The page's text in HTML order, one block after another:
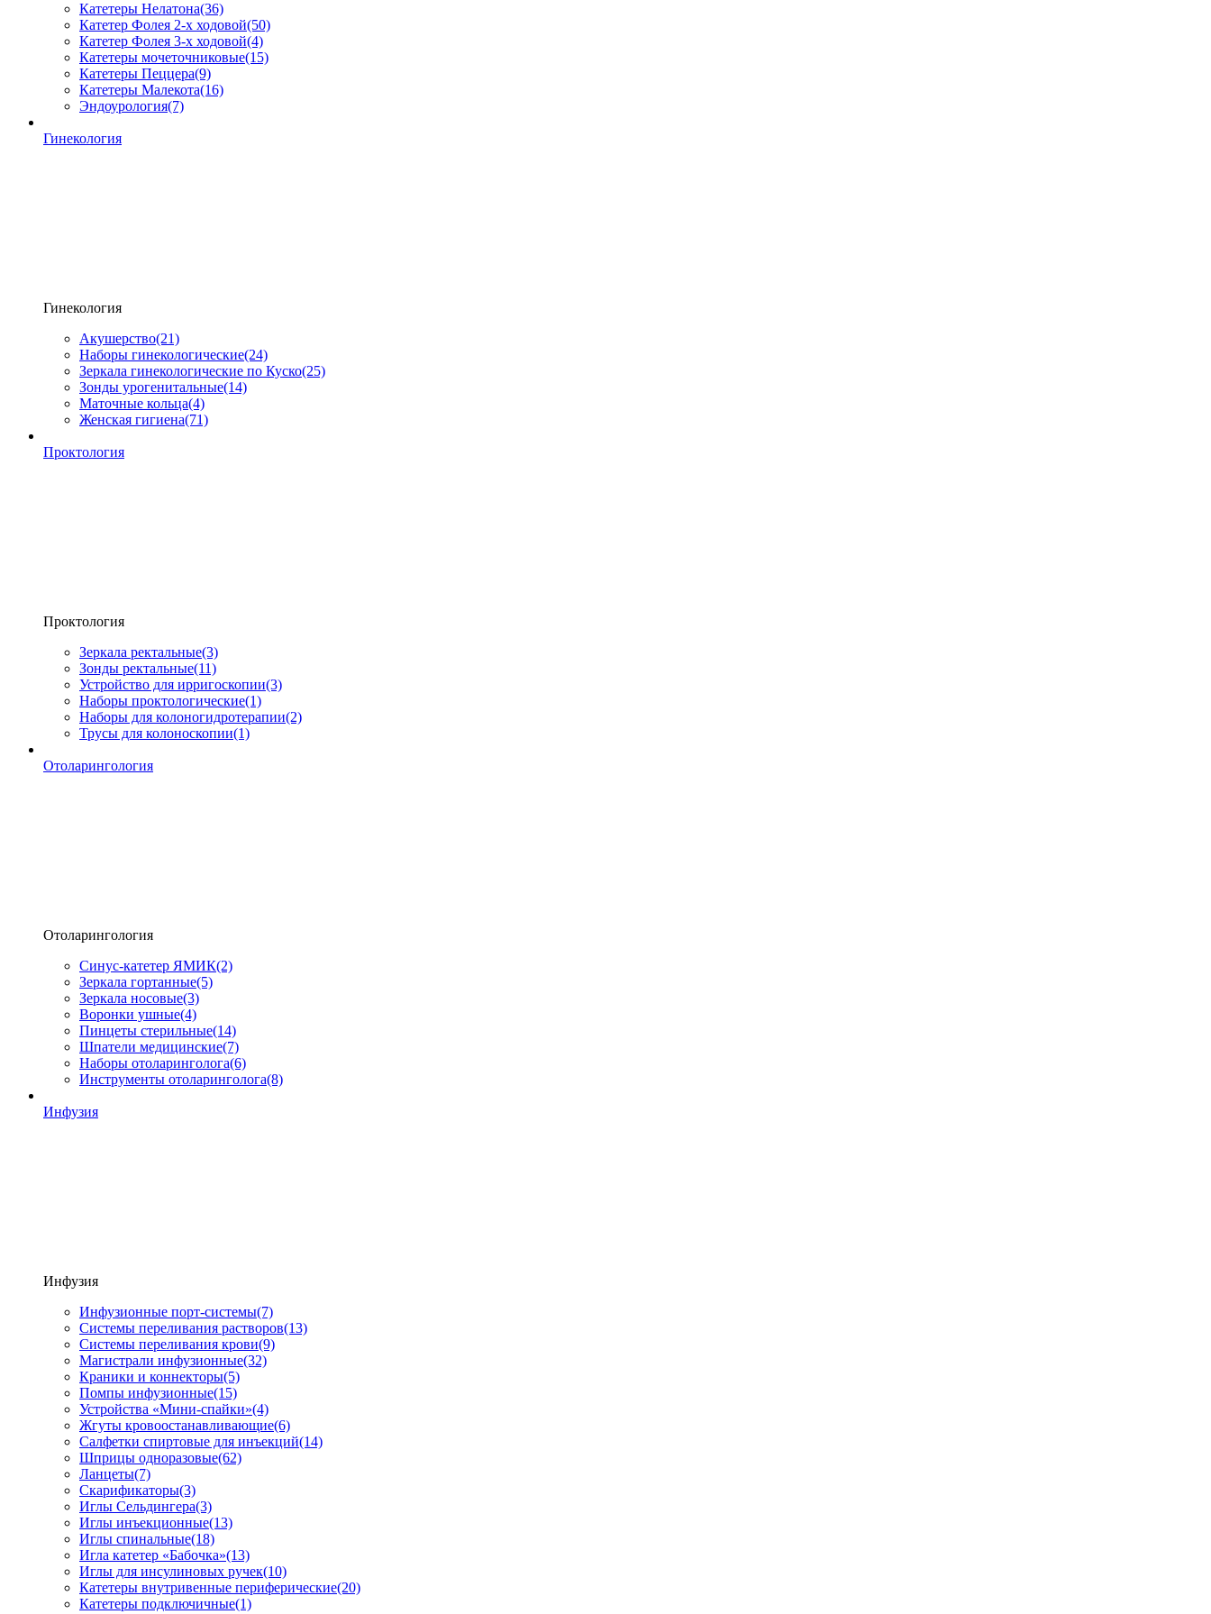
Катетеры Нелатона(36)
Катетер Фолея 2-х ходовой(50)
Катетер Фолея 3-х ходовой(4)
Катетеры мочеточниковые(15)
Катетеры Пеццера(9)
Катетеры Малекота(16)
Эндоурология(7)
Гинекология
Гинекология
Акушерство(21)
Наборы гинекологические(24)
Зеркала гинекологические по Куско(25)
Зонды урогенитальные(14)
Маточные кольца(4)
Женская гигиена(71)
Проктология
Проктология
Зеркала ректальные(3)
Зонды ректальные(11)
Устройство для ирригоскопии(3)
Наборы проктологические(1)
Наборы для колоногидротерапии(2)
Трусы для колоноскопии(1)
Отоларингология
Отоларингология
Синус-катетер ЯМИК(2)
Зеркала гортанные(5)
Зеркала носовые(3)
Воронки ушные(4)
Пинцеты стерильные(14)
Шпатели медицинские(7)
Наборы отоларинголога(6)
Инструменты отоларинголога(8)
Инфузия
Инфузия
Инфузионные порт-системы(7)
Системы переливания растворов(13)
Системы переливания крови(9)
Магистрали инфузионные(32)
Краники и коннекторы(5)
Помпы инфузионные(15)
Устройства «Мини-спайки»(4)
Жгуты кровоостанавливающие(6)
Салфетки спиртовые для инъекций(14)
Шприцы одноразовые(62)
Ланцеты(7)
Скарификаторы(3)
Иглы Сельдингера(3)
Иглы инъекционные(13)
Иглы спинальные(18)
Игла катетер «Бабочка»(13)
Иглы для инсулиновых ручек(10)
Катетеры внутривенные периферические(20)
Катетеры подключичные(1)